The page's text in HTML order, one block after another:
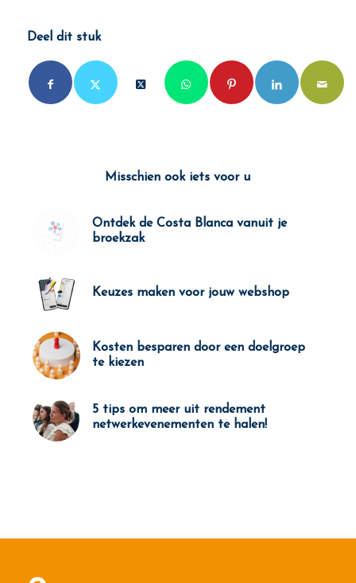
Deel dit stuk
Misschien ook iets voor u
Ontdek de Costa Blanca vanuit je
broekzak
Keuzes maken voor jouw webshop
Kosten besparen door een doelgroep
te kiezen
5 tips om meer uit rendement
netwerkevenementen te halen!